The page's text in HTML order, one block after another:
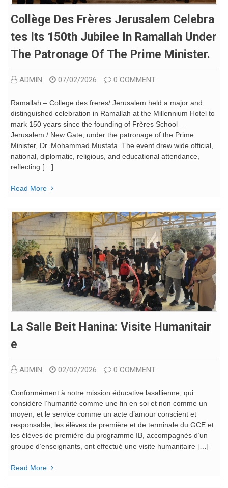
Collège Des Frères Jerusalem Celebra
Tes Its 150th Jubilee In Ramallah Under
The Patronage Of The Prime Minister.
ADMIN 07/02/2026 0 COMMENT
Ramallah – College des freres/ Jerusalem held a major and
distinguished celebration in Ramallah at the Millennium Hotel to
mark 150 years since the founding of Frères School –
Jerusalem / New Gate, under the patronage of the Prime
Minister, Dr. Mohammad Mustafa. The event drew wide official,
national, diplomatic, religious, and educational attendance,
reflecting […]
Read More
La Salle Beit Hanina: Visite Humanitair
E
ADMIN 02/02/2026 0 COMMENT
Conformément à notre mission éducative lasallienne, qui
considère l’humanité comme une fin en soi et non comme un
moyen, et le service comme un acte d’amour conscient et
responsable, les élèves de première et de terminale du GCE et
les élèves de première du programme IB, accompagnés d’un
groupe d’enseignants, ont effectué une visite humanitaire […]
Read More